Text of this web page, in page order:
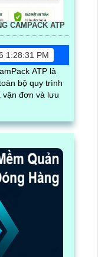
CAMPACK ATP
1:28:31 PM
ATP là
bộ quy trình
đơn và lưu